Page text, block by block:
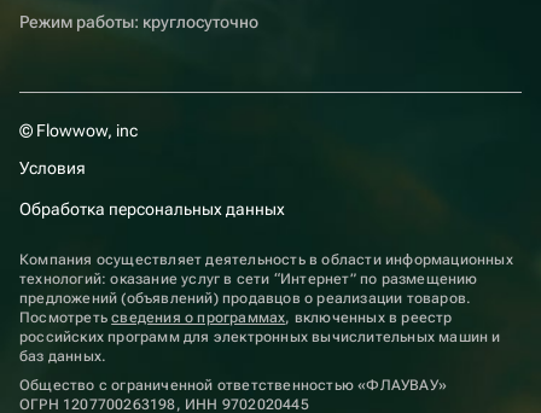
Режим работы: круглосуточно
© Flowwow, inc
Условия
Обработка персональных данных
Компания осуществляет деятельность в области информационных
технологий: оказание услуг в сети “Интернет” по размещению
предложений (объявлений) продавцов о реализации товаров.
Посмотретьсведения о программах, включенных в реестр
российских программ для электронных вычислительных машин и
баз данных.
Общество с ограниченной ответственностью «ФЛАУВАУ»
ОГРН 1207700263198, ИНН 9702020445